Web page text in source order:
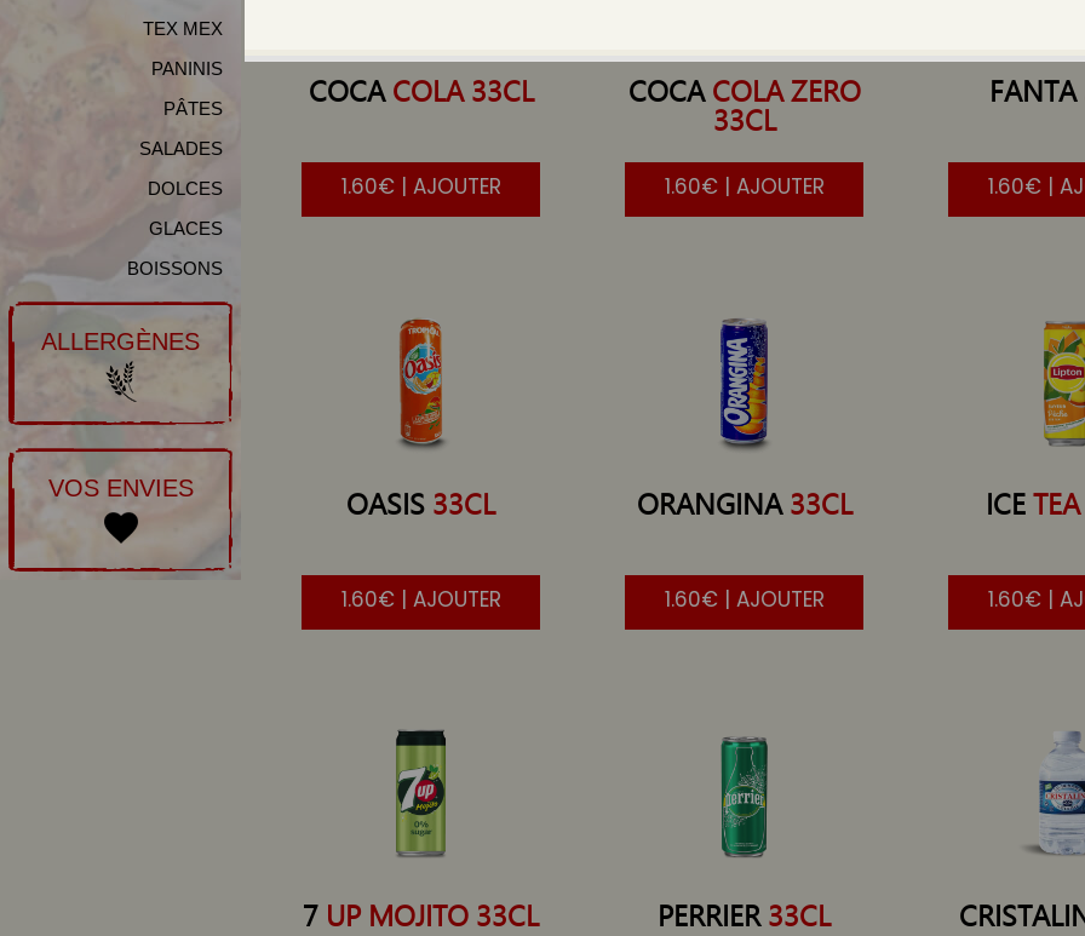
TEX MEX
PANINIS
PÂTES
SALADES
DOLCES
GLACES
BOISSONS
VOS ENVIES
COCACOLA 33CL
1.60€ | AJOUTER
COCACOLA ZERO
33CL
1.60€ | AJOUTER
FANTA
1.60€ |
OASIS 33CL
1.60€ | AJOUTER
ORANGINA33CL
1.60€ | AJOUTER
ICE
1.60€ |
7 UP MOJITO 33CL PERRIER33CL